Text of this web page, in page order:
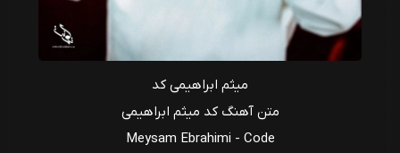
میثم ابراهیمی کد
متن آهنگ کد میثم ابراهیمی
Meysam Ebrahimi - Code